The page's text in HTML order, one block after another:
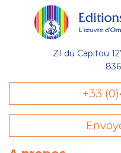
ZI du Capitou
+33